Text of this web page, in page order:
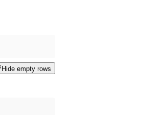
Hide empty rows